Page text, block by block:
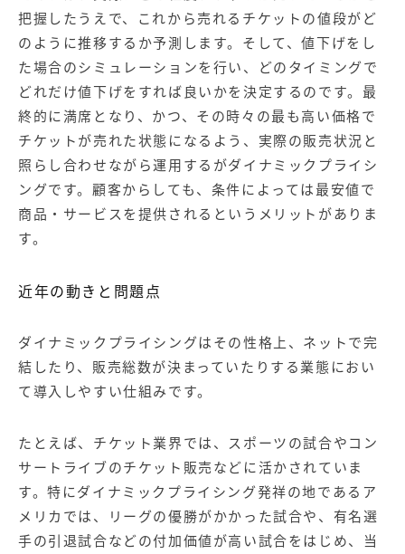
把握したうえで、これから売れるチケットの値段がど
のように推移するか予測します。そして、値下げをし
た場合のシミュレーションを行い、どのタイミングで
どれだけ値下げをすれば良いかを決定するのです。最
終的に満席となり、かつ、その時々の最も高い価格で
チケットが売れた状態になるよう、実際の販売状況と
照らし合わせながら運用するがダイナミックプライシ
ングです。顧客からしても、条件によっては最安値で
商品・サービスを提供されるというメリットがありま
す。
近年の動きと問題点
ダイナミックプライシングはその性格上、ネットで完
結したり、販売総数が決まっていたりする業態におい
て導入しやすい仕組みです。
たとえば、チケット業界では、スポーツの試合やコン
サートライブのチケット販売などに活かされていま
す。特にダイナミックプライシング発祥の地であるア
メリカでは、リーグの優勝がかかった試合や、有名選
手の引退試合などの付加価値が高い試合をはじめ、当